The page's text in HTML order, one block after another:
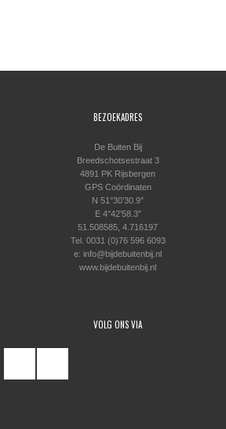
BEZOEKADRES
De Buiten Bij
Breedschotsestraat 3
4891 PK Rijsbergen
GPS Coördinaten
N 51°30’30.9″
E 4°42’58.3″
51.508585, 4.716197
Tel. 0031 (0)76 596 6093
e: info@bijdebuitenbij.nl
www.bijdebuitenbij.nl
VOLG ONS VIA